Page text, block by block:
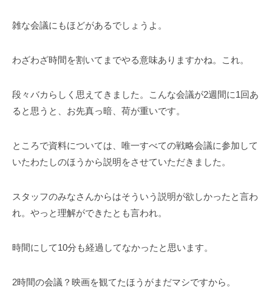
雑な会議にもほどがあるでしょうよ。
わざわざ時間を割いてまでやる意味ありますかね。これ。
段々バカらしく思えてきました。こんな会議が2週間に1回あ
ると思うと、お先真っ暗、荷が重いです。
ところで資料については、唯一すべての戦略会議に参加して
いたわたしのほうから説明をさせていただきました。
スタッフのみなさんからはそういう説明が欲しかったと言わ
れ。やっと理解ができたとも言われ。
時間にして10分も経過してなかったと思います。
2時間の会議？映画を観てたほうがまだマシですから。